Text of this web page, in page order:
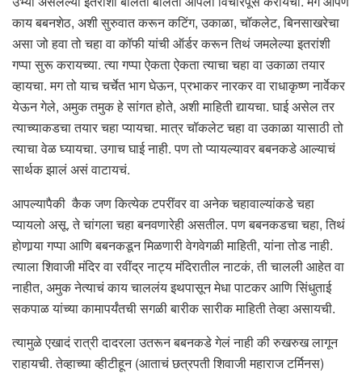
काय बबनशेठ, अशी सुरुवात करून कटिंग, उकाळा, चॉकलेट, बिनसाखरेचा
असा जो हवा तो चहा वा कॉफी यांची ऑर्डर करून तिथं जमलेल्या इतरांशी
गप्पा सुरू करायच्या. त्या गप्पा ऐकता ऐकता त्याचा चहा वा उकाळा तयार
व्हायचा. मग तो याच चर्चेत भाग घेऊन, प्रभाकर नारकर वा राधाकृष्ण नार्वेकर
येऊन गेले, अमुक तमुक हे सांगत होते, अशी माहिती द्यायचा. घाई असेल तर
त्याच्याकडचा तयार चहा प्यायचा. मात्र चॉकलेट चहा वा उकाळा यासाठी तो
त्याचा वेळ घ्यायचा. उगाच घाई नाही. पण तो प्यायल्यावर बबनकडे आल्याचं
सार्थक झालं असं वाटायचं.
आपल्यापैकी कैक जण कित्येक टपरींवर वा अनेक चहावाल्यांकडे चहा
प्यायलो असू. ते चांगला चहा बनवणारेही असतील. पण बबनकडचा चहा, तिथं
होणार्‍या गप्पा आणि बबनकडून मिळणारी वेगवेगळी माहिती, यांना तोड नाही.
त्याला शिवाजी मंदिर वा रवींद्र नाट्य मंदिरातील नाटकं, ती चालली आहेत वा
नाहीत, अमुक नेत्याचं काय चाललंय इथपासून मेधा पाटकर आणि सिंधुताई
सकपाळ यांच्या कामापर्यंतची सगळी बारीक सारीक माहिती तेव्हा असायची.
त्यामुळे एखादं रात्री दादरला उतरून बबनकडे गेलं नाही की रुखरुख लागून
राहायची. तेव्हाच्या व्हीटीहून (आताचं छत्रपती शिवाजी महाराज टर्मिनस)